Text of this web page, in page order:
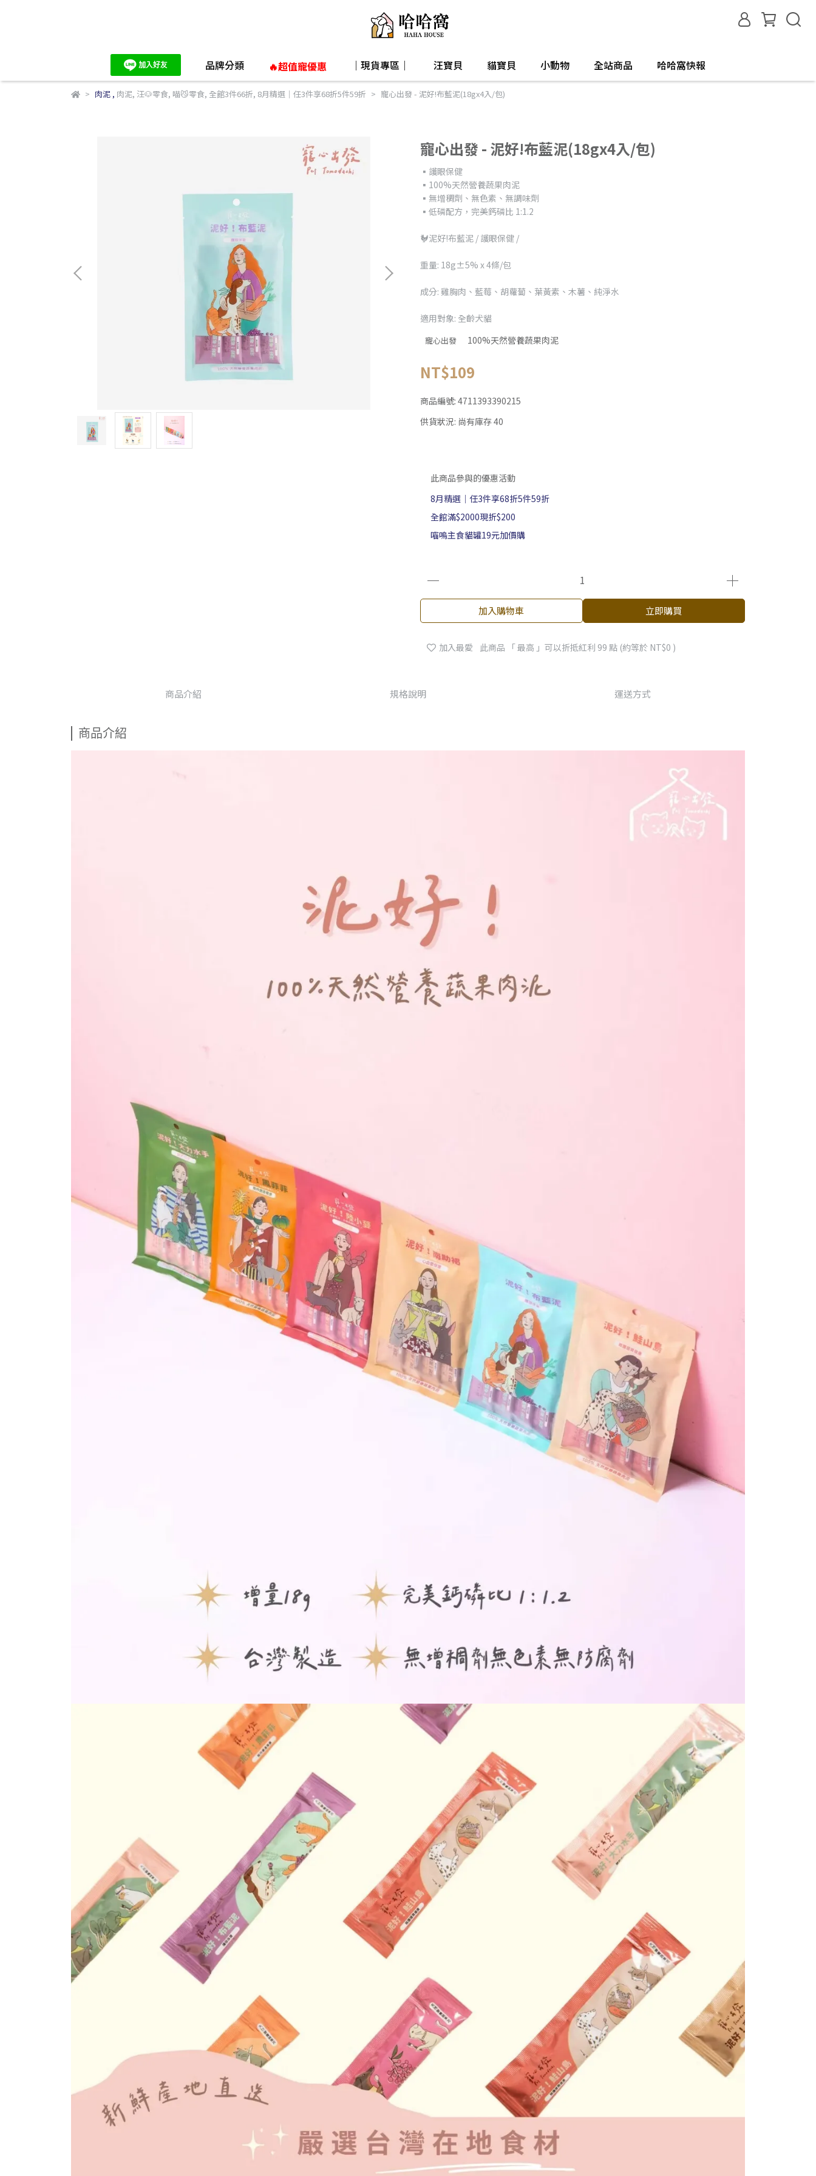
品牌分類 🔥超值寵優惠 ｜現貨專區｜ 汪寶貝 貓寶貝 小動物 全站商品 哈哈窩快報
肉泥, 肉泥, 汪🐶零食, 喵😼零食, 全館3件66折, 8月精選｜任3件享68折5件59折 寵心出發 - 泥好!布藍泥(18gx4入/包)
寵心出發 - 泥好!布藍泥(18gx4入/包)
▪️護眼保健
▪️100%天然營養蔬果肉泥
▪️無增稠劑、無色素、無調味劑
▪️低磷配方，完美鈣磷比 1:1.2
🐓泥好!布藍泥 / 護眼保健 /
重量: 18g±5% x 4條/包
成分: 雞胸肉、藍莓、胡蘿蔔、葉黃素、木薯、純淨水
適用對象: 全齡犬貓
寵心出發 100%天然營養蔬果肉泥
NT$109
商品編號: 4711393390215
供貨狀況: 尚有庫存 40
此商品參與的優惠活動
8月精選｜任3件享68折5件59折
全館滿$2000現折$200
喵嗚主食貓罐19元加價購
加入購物車 立即購買
加入最愛 此商品 「 最高 」可以折抵紅利 99 點 (約等於 NT$0 )
商品介紹 規格說明 運送方式
商品介紹